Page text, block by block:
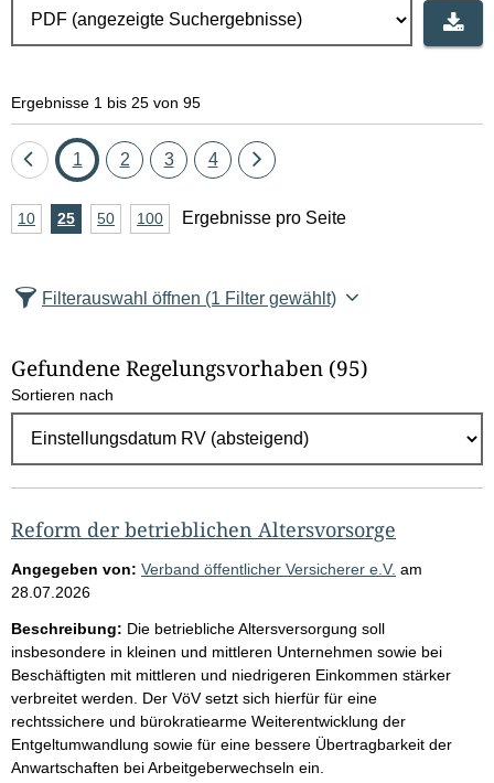
Ergebnisse 1 bis 25 von 95
Eine
zurück
Seite
1 Seite
2 Seite
3 Seite
4
Eine
vor
A
z
l
E
g
e
b
n
i
s
s
e
p
r
o
10Ergebnisse
25Ergebnisse
50Ergebnisse
100Ergebnisse
Ergebnisse pro Seite
Filterauswahl öffnen (1 Filter gewählt)
Gefundene Regelungsvorhaben (95)
Sortieren nach
Reform der betrieblichen Altersvorsorge
Angegeben von: Verband öffentlicher Versicherer e.V. am
28.07.2026
Beschreibung: Die betriebliche Altersversorgung soll
insbesondere in kleinen und mittleren Unternehmen sowie bei
Beschäftigten mit mittleren und niedrigeren Einkommen stärker
verbreitet werden. Der VöV setzt sich hierfür für eine
rechtssichere und bürokratiearme Weiterentwicklung der
Entgeltumwandlung sowie für eine bessere Übertragbarkeit der
Anwartschaften bei Arbeitgeberwechseln ein.